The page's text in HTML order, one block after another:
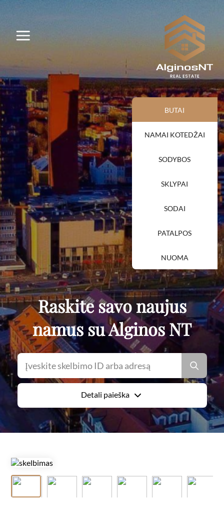
BUTAI
NAMAI KOTEDŽAI
SODYBOS
SKLYPAI
SODAI
PATALPOS
NUOMA
Raskite savo naujus
namus su Alginos NT
Detali paieška